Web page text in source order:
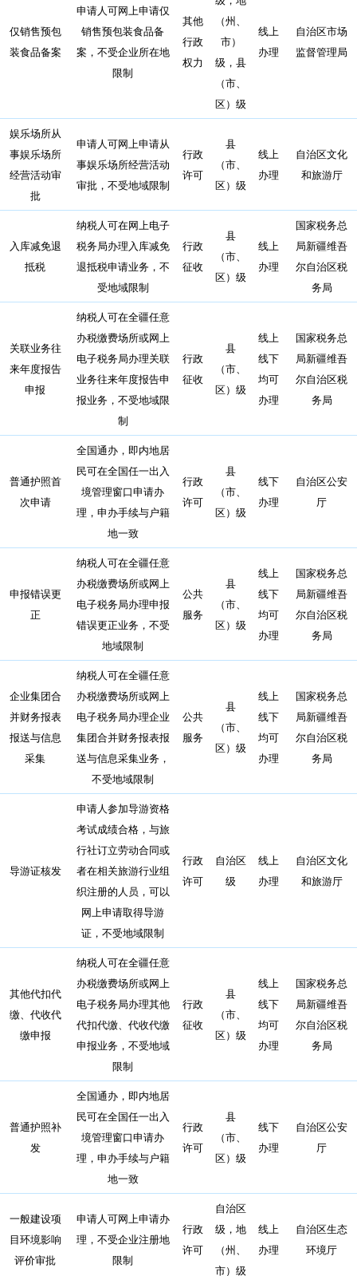
仅销售预包
装食品备案
申请人可网上申请仅
销售预包装食品备
案，不受企业所在地
限制
其他
行政
权力
（州、
市）
级，县
（市、
区）级
线上
办理
自治区市场
监督管理局
娱乐场所从
事娱乐场所
经营活动审
批
申请人可网上申请从
事娱乐场所经营活动
审批，不受地域限制
行政
许可
县
（市、
区）级
线上
办理
自治区文化
和旅游厅
入库减免退
抵税
纳税人可在网上电子
税务局办理入库减免
退抵税申请业务，不
受地域限制
行政
征收
县
（市、
区）级
线上
办理
国家税务总
局新疆维吾
尔自治区税
务局
关联业务往
来年度报告
申报
纳税人可在全疆任意
办税缴费场所或网上
电子税务局办理关联
业务往来年度报告申
报业务，不受地域限
制
行政
征收
县
（市、
区）级
线上
线下
均可
办理
国家税务总
局新疆维吾
尔自治区税
务局
普通护照首
次申请
全国通办，即内地居
民可在全国任一出入
境管理窗口申请办
理，申办手续与户籍
地一致
行政
许可
县
（市、
区）级
线下
办理
自治区公安
厅
申报错误更
正
纳税人可在全疆任意
办税缴费场所或网上
电子税务局办理申报
错误更正业务，不受
地域限制
公共
服务
县
（市、
区）级
线上
线下
均可
办理
国家税务总
局新疆维吾
尔自治区税
务局
企业集团合
并财务报表
报送与信息
采集
纳税人可在全疆任意
办税缴费场所或网上
电子税务局办理企业
集团合并财务报表报
送与信息采集业务，
不受地域限制
公共
服务
县
（市、
区）级
线上
线下
均可
办理
国家税务总
局新疆维吾
尔自治区税
务局
导游证核发
申请人参加导游资格
考试成绩合格，与旅
行社订立劳动合同或
者在相关旅游行业组
织注册的人员，可以
网上申请取得导游
证，不受地域限制
行政
许可
自治区
级
线上
办理
自治区文化
和旅游厅
其他代扣代
缴、代收代
缴申报
纳税人可在全疆任意
办税缴费场所或网上
电子税务局办理其他
代扣代缴、代收代缴
申报业务，不受地域
限制
行政
征收
县
（市、
区）级
线上
线下
均可
办理
国家税务总
局新疆维吾
尔自治区税
务局
普通护照补
发
全国通办，即内地居
民可在全国任一出入
境管理窗口申请办
理，申办手续与户籍
地一致
行政
许可
县
（市、
区）级
线下
办理
自治区公安
厅
一般建设项
目环境影响
评价审批
申请人可网上申请办
理，不受企业注册地
限制
行政
许可
自治区
级，地
（州、
市）级
线上
办理
自治区生态
环境厅